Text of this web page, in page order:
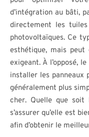
d’intégration au bâti,
directement les
photovoltaïques. Ce
esthétique, mais
exigeant. À l’opposé,
installer les panneaux
généralement plus
cher. Quelle que soit
s’assurer qu’elle est
afin d’obtenir le